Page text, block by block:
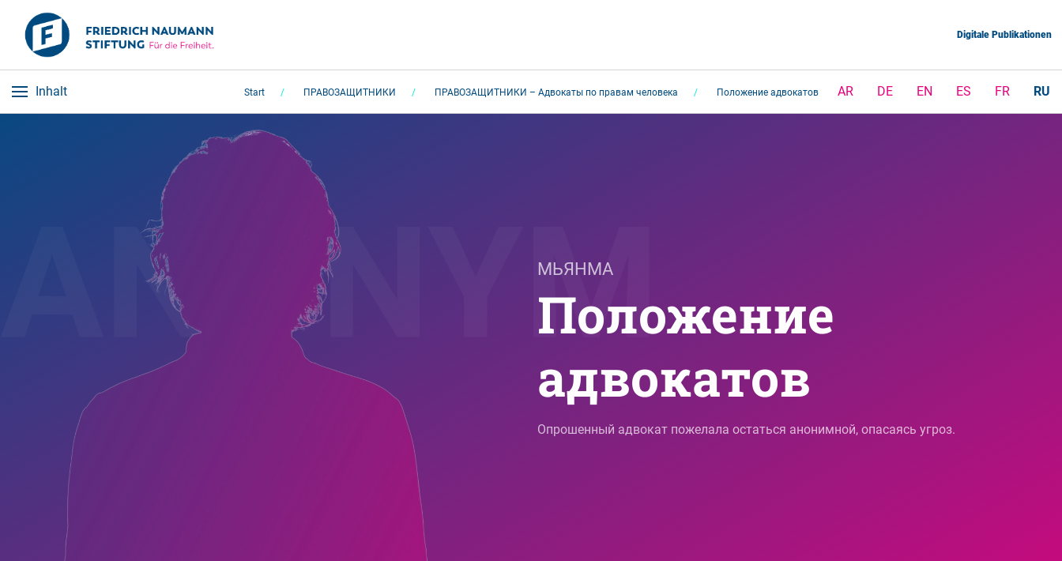
Digitale Publikationen
Inhalt Start ПРАВОЗАЩИТНИКИ ПРАВОЗАЩИТНИКИ – Адвокаты по правам человека Положение адвокатов AR DE EN ES FR RU
МЬЯНМА
Положение
адвокатов
Опрошенный адвокат пожелала остаться анонимной, опасаясь угроз.